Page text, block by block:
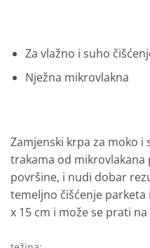
Za vlažno i suho
Nježna mikrovlakna
Zamjenski krpa za moko i
trakama od mikrovlakana
površine, i nudi dobar
temeljno čišćenje parketa
x 15 cm i može se prati na